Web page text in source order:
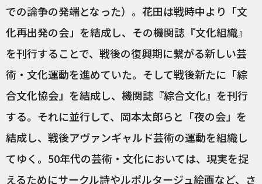
での論争の発端となった）。花田は戦時中より「文
化再出発の会」を結成し、その機関誌『文化組織』
を刊行することで、戦後の復興期に繋がる新しい芸
術・文化運動を進めていた。そして戦後新たに「綜
合文化協会」を結成し、機関誌『綜合文化』を刊行
する。それに並行して、岡本太郎らと「夜の会」を
結成し、戦後アヴァンギャルド芸術の運動を組織し
てゆく。50年代の芸術・文化においては、現実を捉
えるためにサークル詩やルポルタージュ絵画など、さ